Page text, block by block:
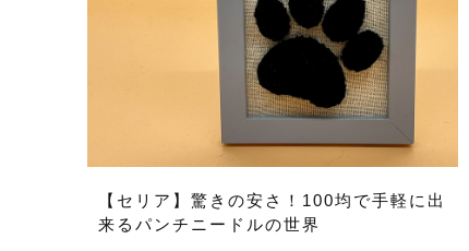
【セリア】驚きの安さ！100均で手軽に出
来るパンチニードルの世界